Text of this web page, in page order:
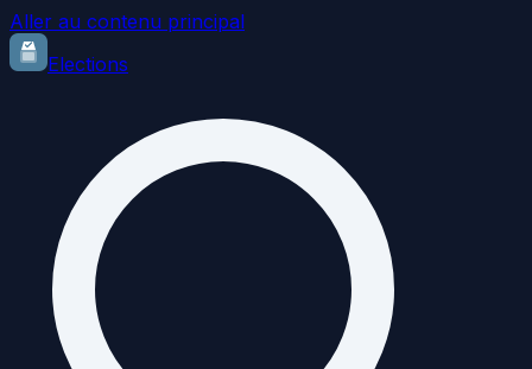
Aller au contenu principal
Elections